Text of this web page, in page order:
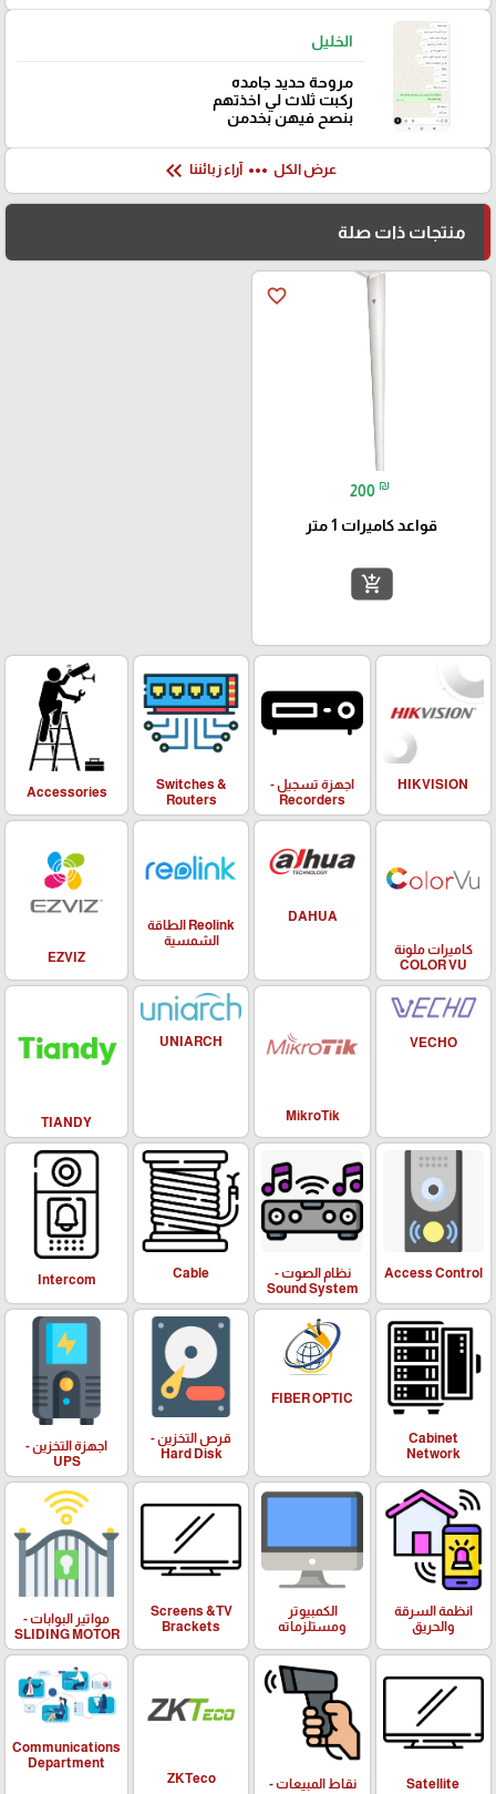
الخليل
مروحة حديد جامده
ركبت ثلاث لي اخذتهم
بنصح فيهن بخدمن
عرض الكل more_horiz آراء زبائننا keyboard_double_arrow_left
منتجات ذات صلة
favorite_border
200 ₪
قواعد كاميرات 1 متر
add_shopping_cart
HIKVISION
اجهزة تسجيل -
Recorders
Switches &
Routers
Accessories
كاميرات ملونة
COLOR VU
DAHUA
Reolink الطاقة
الشمسية
EZVIZ
VECHO
MikroTik
UNIARCH
TIANDY
Access Control
نظام الصوت -
Sound System
Cable
Intercom
Cabinet
Network
FIBER OPTIC
قرص التخزين -
Hard Disk
اجهزة التخزين -
UPS
انظمة السرقة
والحريق
الكمبيوتر
ومستلزماته
Screens &TV
Brackets
مواتير البوابات -
SLIDING MOTOR
Satellite
نقاط المبيعات -
ZKTeco
Communications
Department